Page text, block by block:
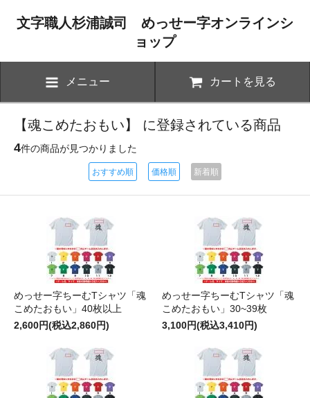
文字職人杉浦誠司 めっせー字オンラインシ
ョップ
メニュー カートを見る
【魂こめたおもい】 に登録されている商品
4件の商品が見つかりました
おすすめ順 価格順 新着順
めっせー字ちーむTシャツ「魂
こめたおもい」40枚以上
2,600円(税込2,860円)
めっせー字ちーむTシャツ「魂
こめたおもい」30~39枚
3,100円(税込3,410円)